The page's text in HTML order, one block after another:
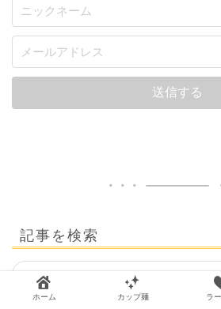
記事を検索
ホーム カップ麺 ラ